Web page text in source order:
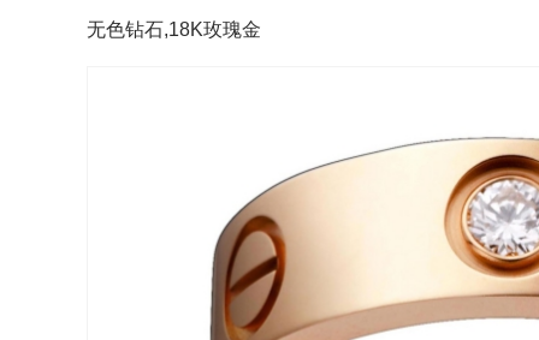
无色钻石,18K玫瑰金